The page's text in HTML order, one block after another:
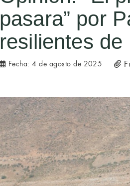
pasara” por
resilientes
Fecha:4 de agosto de 2025